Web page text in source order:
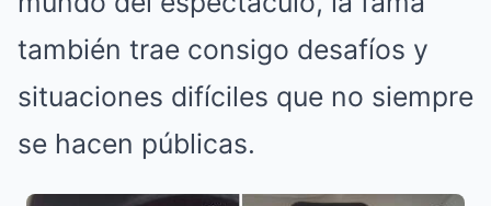
también trae consigo desafíos y
situaciones difíciles que no siempre
se hacen públicas.